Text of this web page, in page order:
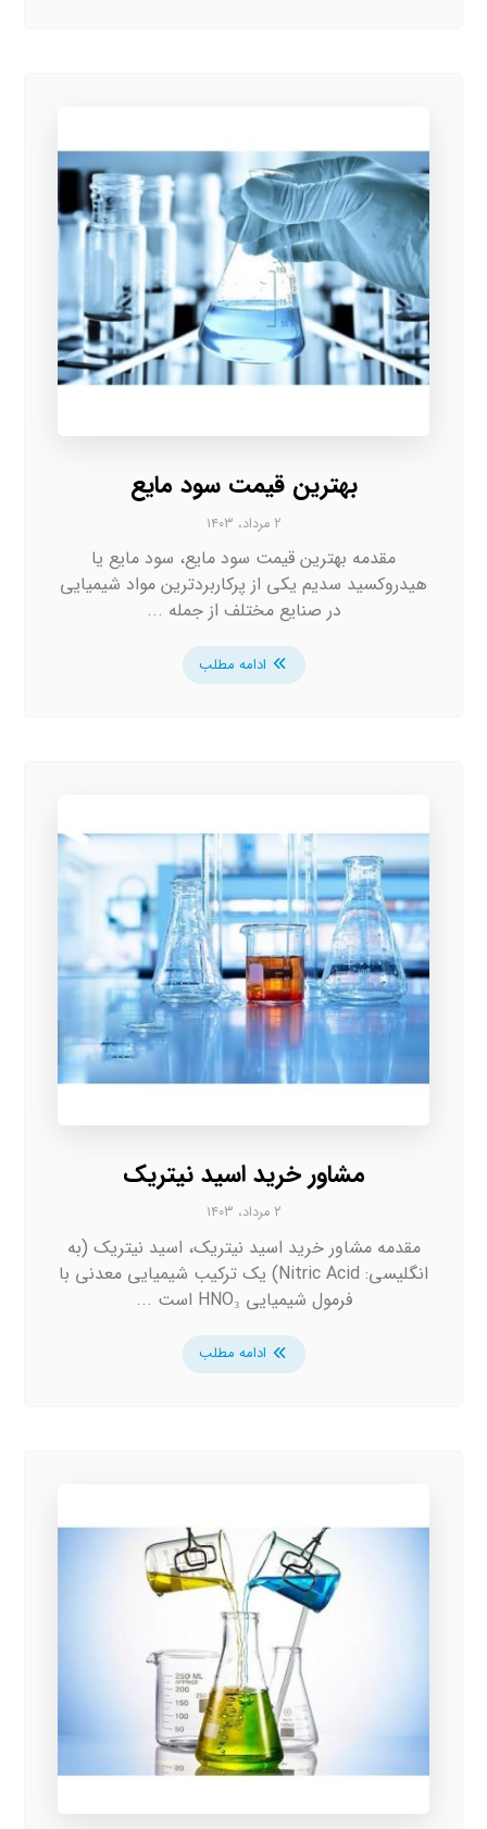
بهترین قیمت سود مایع
۲ مرداد، ۱۴۰۳
مقدمه بهترین قیمت سود مایع، سود مایع یا
هیدروکسید سدیم یکی از پرکاربردترین مواد شیمیایی
در صنایع مختلف از جمله ...
ادامه مطلب
مشاور خرید اسید نیتریک
۲ مرداد، ۱۴۰۳
مقدمه مشاور خرید اسید نیتریک، اسید نیتریک (به
انگلیسی: Nitric Acid) یک ترکیب شیمیایی معدنی با
فرمول شیمیایی HNO₃ است ...
ادامه مطلب